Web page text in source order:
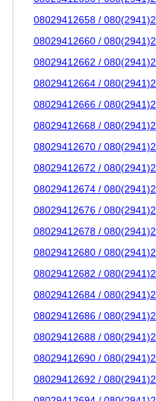
08029412658 /
08029412660 /
08029412662 /
08029412664 /
08029412666 /
08029412668 /
08029412670 /
08029412672 /
08029412674 /
08029412676 /
08029412678 /
08029412680 /
08029412682 /
08029412684 /
08029412686 /
08029412688 /
08029412690 /
08029412692 /